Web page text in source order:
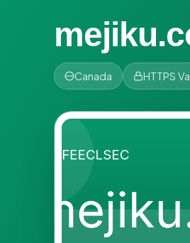
Canada HTTPS